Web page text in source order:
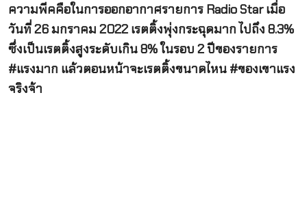
ความพีคคือในการออกอากาศรายการ Radio Star เมื่อ
วันที่ 26 มกราคม 2022 เรตติ้งพุ่งกระฉุดมาก ไปถึง 8.3%
ซึ่งเป็นเรตติ้งสูงระดับเกิน 8% ในรอบ 2 ปีของรายการ
#แรงมาก แล้วตอนหน้าจะเรตติ้งขนาดไหน #ของเขาแรง
จริงจ้า